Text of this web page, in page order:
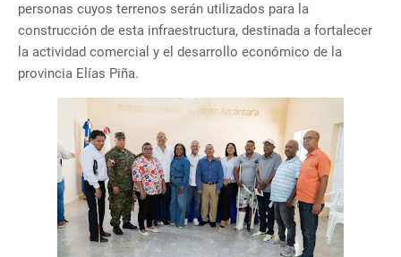
personas cuyos terrenos serán utilizados para la
construcción de esta infraestructura, destinada a fortalecer
la actividad comercial y el desarrollo económico de la
provincia Elías Piña.